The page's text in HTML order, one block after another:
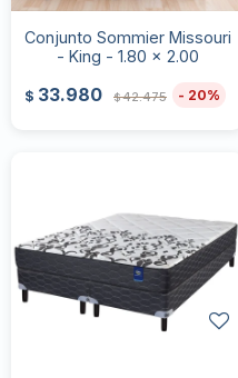
Conjunto Sommier Missouri
- King - 1.80 x 2.00
$ 33.980 $42.475 20